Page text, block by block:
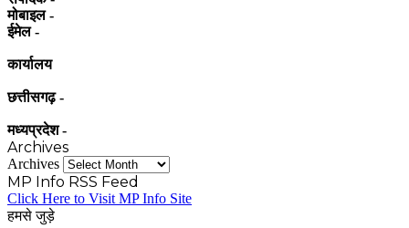
मोबाइल -
ईमेल -
कार्यालय
छत्तीसगढ़ -
मध्यप्रदेश -
Archives
Archives
MP Info RSS Feed
Click Here to Visit MP Info Site
हमसे जुड़े